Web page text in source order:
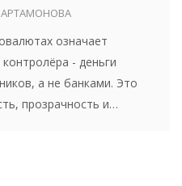
означает
- деньги
а не банками. Это
прозрачность и